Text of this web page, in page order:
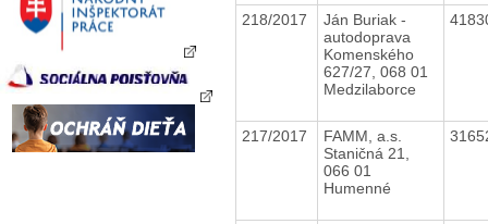
218/2017
Ján Buriak -
autodoprava
Komenského
627/27, 068 01
Medzilaborce
217/2017
FAMM, a.s.
Staničná 21,
066 01
Humenné